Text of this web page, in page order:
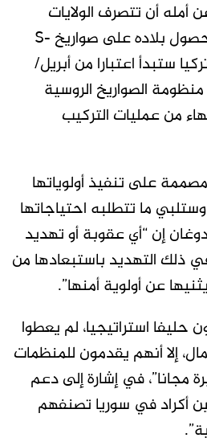
أمله أن تتصرف الولايات
المتحدة بحكمة، حول حصول بلاده على صواريخ S-
ستبدأ اعتبارا من أبريل/
منظومة الصواريخ الروسية
من عمليات التركيب
على تنفيذ أولوياتها
ما تتطلبه احتياجاتها
إن “أي عقوبة أو تهديد
ذلك التهديد باستبعادها من
حليفا استراتيجيا، لم يعطوا
إلا أنهم يقدمون للمنظمات
مجانا”، في إشارة إلى دعم
أكراد في سوريا تصنفهم